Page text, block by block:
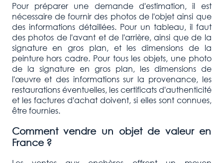
Pour préparer une demande d'estimation, il est
nécessaire de fournir des photos de l'objet ainsi que
des informations détaillées. Pour un tableau, il faut
des photos de l'avant et de l'arrière, ainsi que de la
signature en gros plan, et les dimensions de la
peinture hors cadre. Pour tous les objets, une photo
de la signature en gros plan, les dimensions de
l'œuvre et des informations sur la provenance, les
restaurations éventuelles, les certificats d'authenticité
et les factures d'achat doivent, si elles sont connues,
être fournies.
Comment vendre un objet de valeur en
France ?